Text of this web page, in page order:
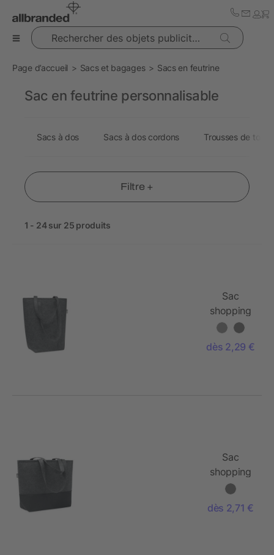
Rechercher des objets publicitaires
Page d’accueil Sacs et bagages Sacs en feutrine
Filtre +
1 - 24 sur 25 produits
Sac
shopping
en feutre
dès 2,29 €
Sac
shopping
en feutre
dès 2,71 €
Sac en feutrine personnalisable
Sacs à dos Sacs à dos cordons Trousses de